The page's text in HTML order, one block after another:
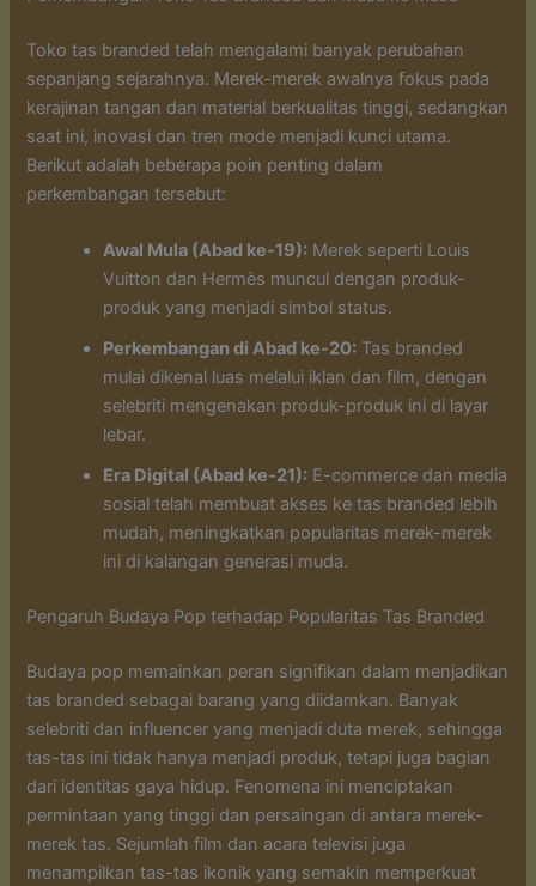
Toko tas branded telah mengalami banyak perubahan
sepanjang sejarahnya. Merek-merek awalnya fokus pada
kerajinan tangan dan material berkualitas tinggi, sedangkan
saat ini, inovasi dan tren mode menjadi kunci utama.
Berikut adalah beberapa poin penting dalam
perkembangan tersebut:
Awal Mula (Abad ke-19): Merek seperti Louis
Vuitton dan Hermès muncul dengan produk-
produk yang menjadi simbol status.
Perkembangan di Abad ke-20: Tas branded
mulai dikenal luas melalui iklan dan film, dengan
selebriti mengenakan produk-produk ini di layar
lebar.
Era Digital (Abad ke-21): E-commerce dan media
sosial telah membuat akses ke tas branded lebih
mudah, meningkatkan popularitas merek-merek
ini di kalangan generasi muda.
Pengaruh Budaya Pop terhadap Popularitas Tas Branded
Budaya pop memainkan peran signifikan dalam menjadikan
tas branded sebagai barang yang diidamkan. Banyak
selebriti dan influencer yang menjadi duta merek, sehingga
tas-tas ini tidak hanya menjadi produk, tetapi juga bagian
dari identitas gaya hidup. Fenomena ini menciptakan
permintaan yang tinggi dan persaingan di antara merek-
merek tas. Sejumlah film dan acara televisi juga
menampilkan tas-tas ikonik yang semakin memperkuat